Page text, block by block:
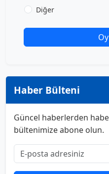
Diğer
Haber Bülteni
Güncel haberlerden
bültenimize abone olun.